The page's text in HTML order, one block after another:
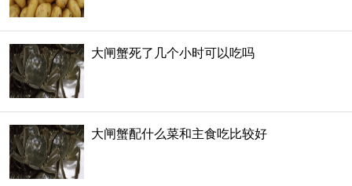
大闸蟹死了几个小时可以吃吗
大闸蟹配什么菜和主食吃比较好